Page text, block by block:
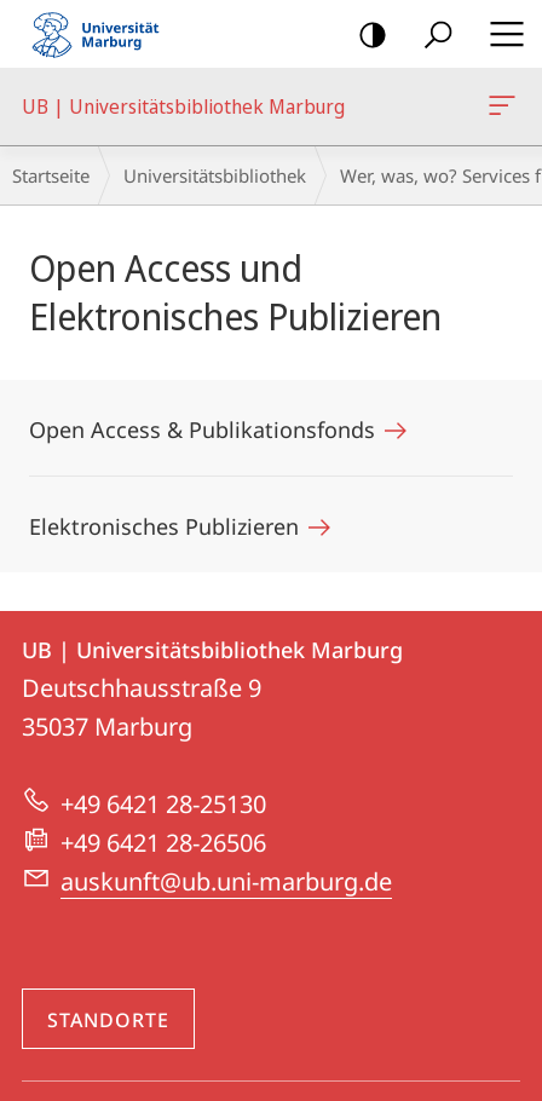
Mobile-
Navigation
UB | Universitätsbibliothek Marburg
Breadcrumb-
Navigation
Startseite Universitätsbibliothek Wer, was, wo?
Open Access und
Elektronisches Publizieren
Open Access & Publikationsfonds
Elektronisches Publizieren
Kontakt
und
Informationen
zur
Website
Kontaktinformationen
UB
|
Universitätsbibliothek
Marburg
UB | Universitätsbibliothek Marburg
Deutschhausstraße 9
35037 Marburg
+49 6421 28-25130
+49 6421 28-26506
auskunft@ub.uni-marburg.de
STANDORTE